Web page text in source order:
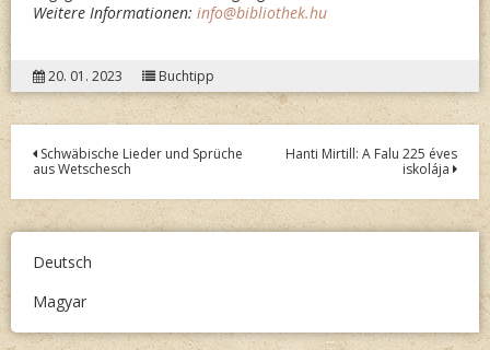
Weitere Informationen: info@bibliothek.hu
20. 01. 2023 Buchtipp
Post
navigation
Schwäbische Lieder und Sprüche
aus Wetschesch
Hanti Mirtill: A Falu 225 éves
iskolája
Deutsch
Magyar